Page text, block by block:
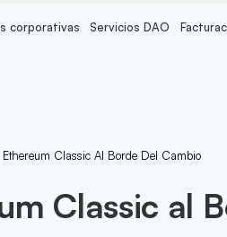
corporativas Servicios DAO
Ethereum Classic Al Borde Del Cambio
Classic al